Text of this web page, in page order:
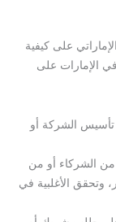
الإماراتي على كيفية
الإمارات على
تأسيس الشركة أو
من الشركاء أو من
وتحقق الأغلبية في